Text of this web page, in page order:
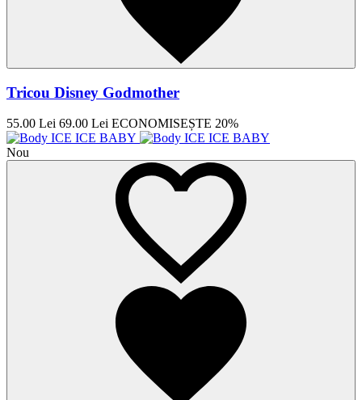
Tricou Disney Godmother
55.00 Lei 69.00 Lei ECONOMISEȘTE 20%
Nou